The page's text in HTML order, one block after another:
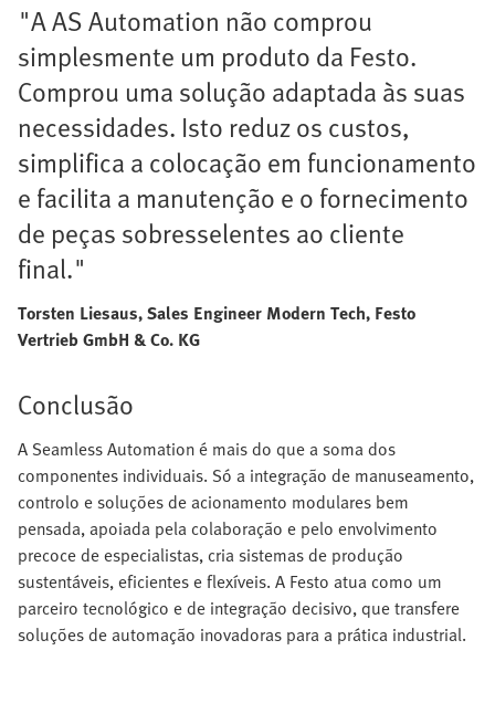
"A AS Automation não comprou
simplesmente um produto da Festo.
Comprou uma solução adaptada às suas
necessidades. Isto reduz os custos,
simplifica a colocação em funcionamento
e facilita a manutenção e o fornecimento
de peças sobresselentes ao cliente
final."
Torsten Liesaus, Sales Engineer Modern Tech, Festo
Vertrieb GmbH & Co. KG
Conclusão
A Seamless Automation é mais do que a soma dos
componentes individuais. Só a integração de manuseamento,
controlo e soluções de acionamento modulares bem
pensada, apoiada pela colaboração e pelo envolvimento
precoce de especialistas, cria sistemas de produção
sustentáveis, eficientes e flexíveis. A Festo atua como um
parceiro tecnológico e de integração decisivo, que transfere
soluções de automação inovadoras para a prática industrial.